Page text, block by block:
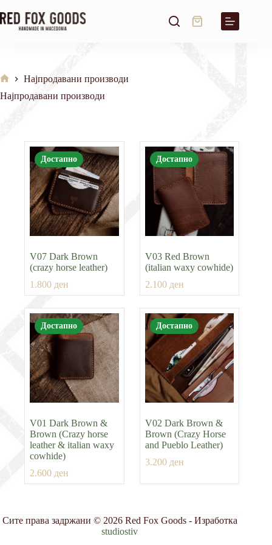
to
content
Shopping
Најпродавани производи
Најпродавани производи
Достапно
V07 Dark Brown
(crazy horse leather)
1.800 ден
Достапно
V03 Red Brown
(italian waxy cowhide)
2.100 ден
Достапно
V01 Dark Brown &
Brown (Crazy horse
leather & italian waxy
cowhide)
2.600 ден
Достапно
V02 Dark Brown &
Brown (Crazy Horse
and Pueblo Leather)
3.200 ден
Сите права задржани © 2026 Red Fox Goods - Изработка
studiostiv